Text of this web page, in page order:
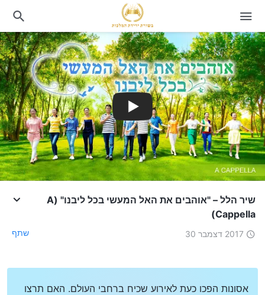
שיר הלל – "אוהבים את האל המעשי בכל ליבנו" (A
Cappella)
2017 דצמבר 30 שתף
אסונות הפכו כעת לאירוע שכיח ברחבי העולם. האם תרצו